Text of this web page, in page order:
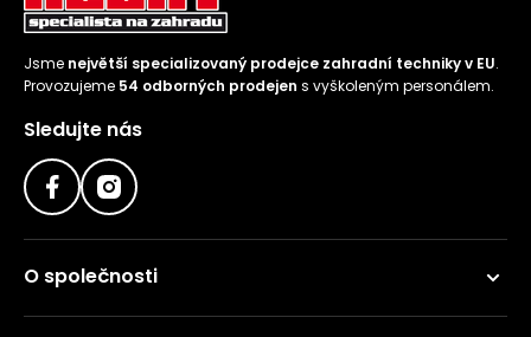
Jsme největší specializovaný prodejce zahradní techniky v EU.
Provozujeme 54 odborných prodejen s vyškoleným personálem.
Sledujte nás
O společnosti